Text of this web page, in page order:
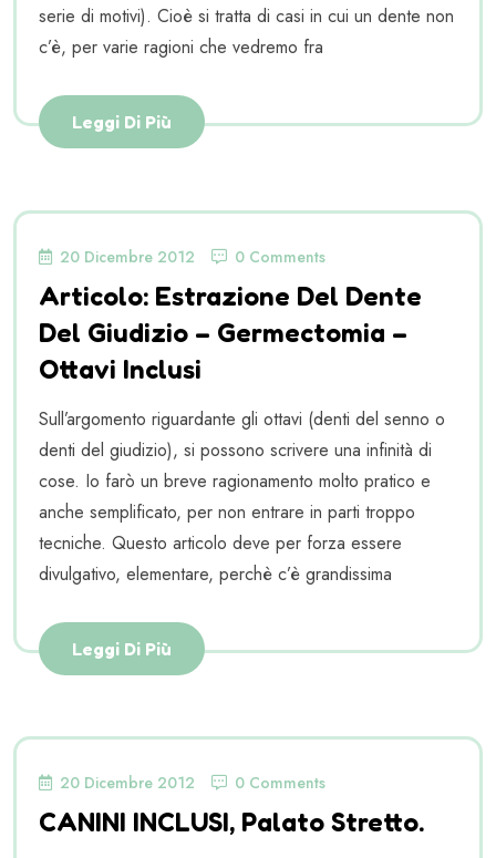
serie di motivi). Cioè si tratta di casi in cui un dente non
c’è, per varie ragioni che vedremo fra
Leggi Di Più
20 Dicembre 2012 0 Comments
Articolo: Estrazione Del Dente
Del Giudizio – Germectomia –
Ottavi Inclusi
Sull’argomento riguardante gli ottavi (denti del senno o
denti del giudizio), si possono scrivere una infinità di
cose. Io farò un breve ragionamento molto pratico e
anche semplificato, per non entrare in parti troppo
tecniche. Questo articolo deve per forza essere
divulgativo, elementare, perchè c’è grandissima
Leggi Di Più
20 Dicembre 2012 0 Comments
CANINI INCLUSI, Palato Stretto.